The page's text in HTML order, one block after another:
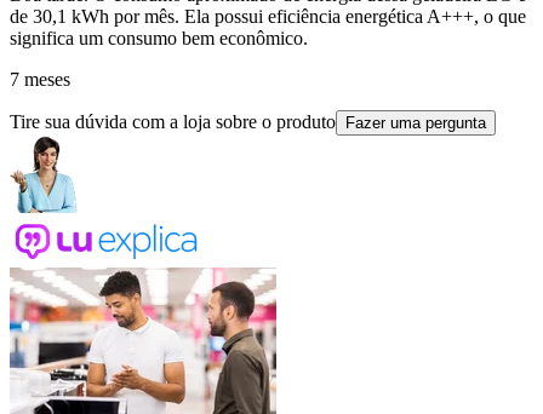
de 30,1 kWh por mês. Ela possui eficiência energética A+++, o que
significa um consumo bem econômico.
7 meses
Tire sua dúvida com a loja sobre o produto Fazer uma pergunta